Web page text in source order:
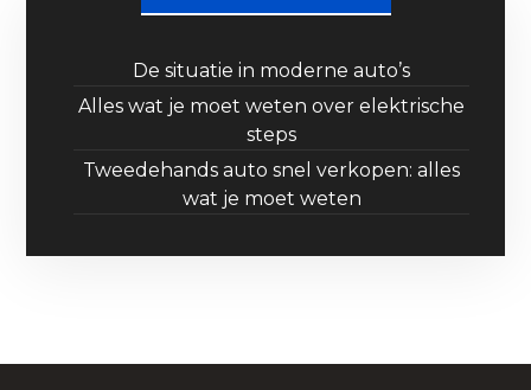
De situatie in moderne auto’s
Alles wat je moet weten over elektrische
steps
Tweedehands auto snel verkopen: alles
wat je moet weten